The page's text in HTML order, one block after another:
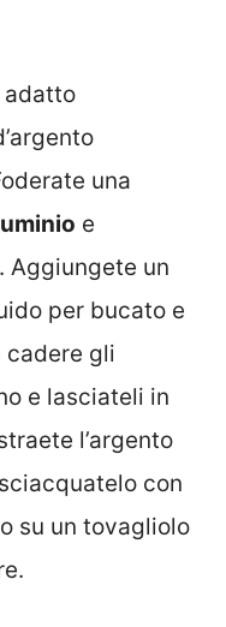
adatto
una
e
Aggiungete un
per bucato e
cadere gli
e lasciateli in
l’argento
con
su un tovagliolo